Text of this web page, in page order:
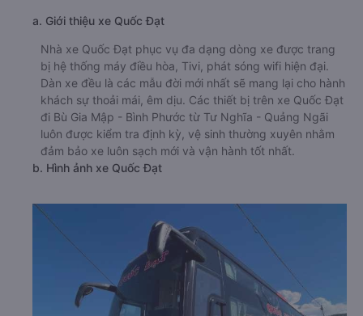
a. Giới thiệu xe Quốc Đạt
Nhà xe Quốc Đạt phục vụ đa dạng dòng xe được trang
bị hệ thống máy điều hòa, Tivi, phát sóng wifi hiện đại.
Dàn xe đều là các mẫu đời mới nhất sẽ mang lại cho hành
khách sự thoải mái, êm dịu. Các thiết bị trên xe Quốc Đạt
đi Bù Gia Mập - Bình Phước từ Tư Nghĩa - Quảng Ngãi
luôn được kiểm tra định kỳ, vệ sinh thường xuyên nhằm
đảm bảo xe luôn sạch mới và vận hành tốt nhất.
b. Hình ảnh xe Quốc Đạt